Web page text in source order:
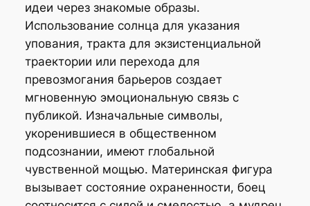
идеи через знакомые образы.
Использование солнца для указания
упования, тракта для экзистенциальной
траектории или перехода для
превозмогания барьеров создает
мгновенную эмоциональную связь с
публикой. Изначальные символы,
укоренившиеся в общественном
подсознании, имеют глобальной
чувственной мощью. Материнская фигура
вызывает состояние охраненности, боец